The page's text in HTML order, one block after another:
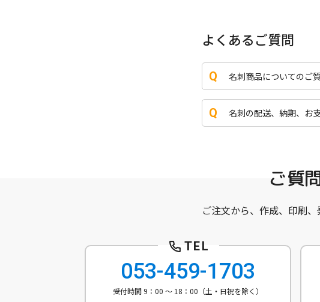
よくあるご質問
名刺商品についてのご
名刺の配送、納期、お
ご質
ご注文から、作成、印刷
053-459-1703
受付時間 9：00 ～ 18：00（土・日祝を除く）